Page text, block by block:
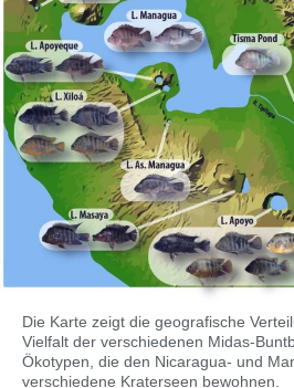
Die Karte zeigt die geografische
Vielfalt der verschiedenen Midas-
Ökotypen, die den Nicaragua- und
verschiedene Kraterseen bewohnen.